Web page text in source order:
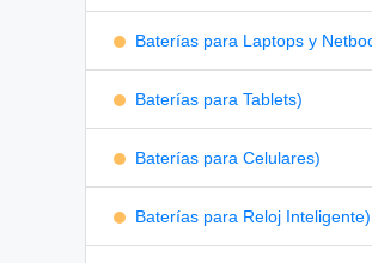
Baterías para Laptops y
Baterías para Tablets)
Baterías para Celulares)
Baterías para Reloj Inteligente)